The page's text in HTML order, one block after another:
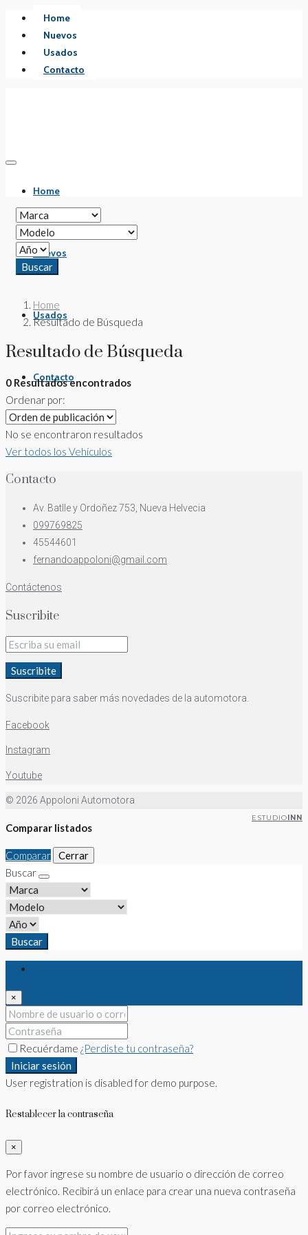
Home
Nuevos
Usados
Contacto
Home
Nuevos
Usados
Contacto
Buscar
Home
Resultado de Búsqueda
Resultado de Búsqueda
0 Resultados encontrados
Ordenar por:
No se encontraron resultados
Ver todos los Vehículos
Contacto
Av. Batlle y Ordoñez 753, Nueva Helvecia
099769825
45544601
fernandoappoloni@gmail.com
Contáctenos
Suscribite
Suscribite
Suscribite para saber más novedades de la automotora.
Facebook
Instagram
Youtube
© 2026 Appoloni Automotora
ESTUDIO INN
Comparar listados
Comparar
Cerrar
Buscar
Buscar
×
Recuérdame ¿Perdiste tu contraseña?
Iniciar sesión
User registration is disabled for demo purpose.
Restablecer la contraseña
×
Por favor ingrese su nombre de usuario o dirección de correo
electrónico. Recibirá un enlace para crear una nueva contraseña
por correo electrónico.